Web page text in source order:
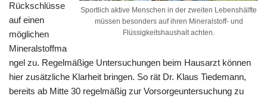
Sportlich aktive Menschen in der zweiten Lebenshälfte
müssen besonders auf ihren Mineralstoff- und
Flüssigkeitshaushalt achten.
Rückschlüsse
auf einen
möglichen
Mineralstoffma
ngel zu. Regelmäßige Untersuchungen beim Hausarzt können
hier zusätzliche Klarheit bringen. So rät Dr. Klaus Tiedemann,
bereits ab Mitte 30 regelmäßig zur Vorsorgeuntersuchung zu